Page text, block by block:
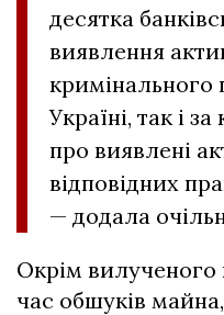
десятка
виявлення
кримінального
Україні, так і
про виявлені
відповідних
— додала
Окрім
час обшуків